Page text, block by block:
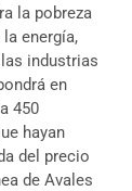
la pobreza
energía,
industrias
en
450
hayan
del precio
de Avales